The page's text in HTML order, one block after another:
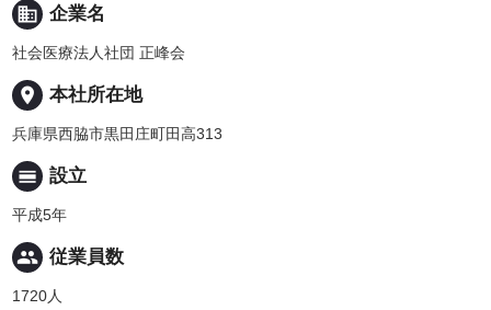
business 企業名
社会医療法人社団 正峰会
place 本社所在地
兵庫県西脇市黒田庄町田高313
calendar_view_day 設立
平成5年
people 従業員数
1720人